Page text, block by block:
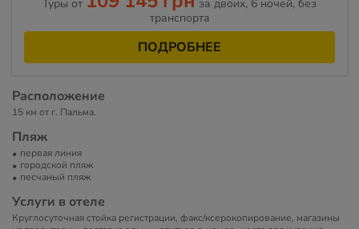
Туры от
за двоих, 6 ночей, без
транспорта
ПОДРОБНЕЕ
Расположение
15 км от г. Пальма.
Пляж
первая линия
городской пляж
песчаный пляж
Услуги в отеле
Круглосуточная стойка регистрации, факс/ксерокопирование, магазины